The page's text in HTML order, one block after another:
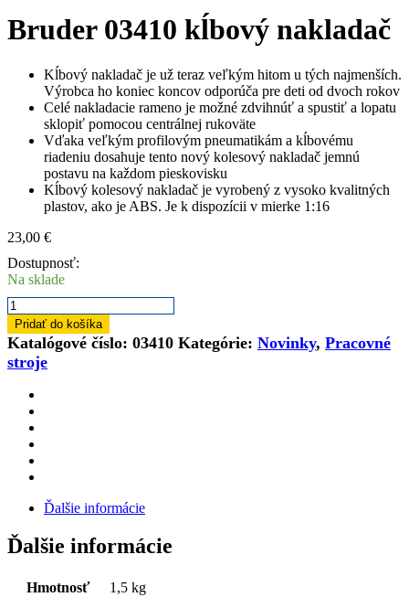
Bruder 03410 kĺbový nakladač
Kĺbový nakladač je už teraz veľkým hitom u tých najmenších.
Výrobca ho koniec koncov odporúča pre deti od dvoch rokov
Celé nakladacie rameno je možné zdvihnúť a spustiť a lopatu
sklopiť pomocou centrálnej rukoväte
Vďaka veľkým profilovým pneumatikám a kĺbovému
riadeniu dosahuje tento nový kolesový nakladač jemnú
postavu na každom pieskovisku
Kĺbový kolesový nakladač je vyrobený z vysoko kvalitných
plastov, ako je ABS. Je k dispozícii v mierke 1:16
23,00 €
Dostupnosť:
Na sklade
množstvo
Bruder
03410
kĺbový
nakladač
Pridať do košíka
Katalógové číslo: 03410 Kategórie: Novinky, Pracovné
stroje
Ďalšie informácie
Ďalšie informácie
Hmotnosť
1,5 kg